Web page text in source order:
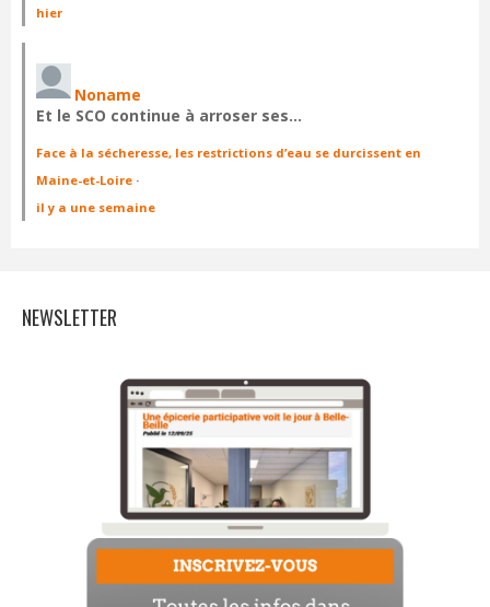
hier
Noname
Et le SCO continue à arroser ses…
Face à la sécheresse, les restrictions d’eau se durcissent en
Maine-et-Loire ·
il y a une semaine
NEWSLETTER